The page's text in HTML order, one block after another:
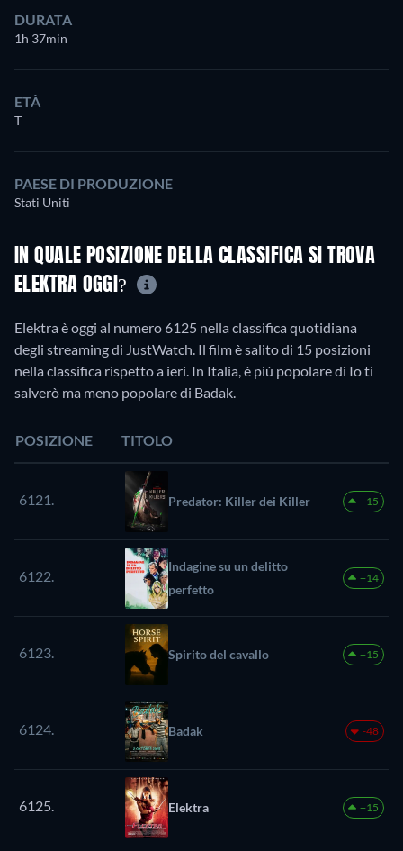
DURATA
1h 37min
ETÀ
T
PAESE DI PRODUZIONE
Stati Uniti
IN QUALE POSIZIONE DELLA CLASSIFICA SI TROVA
ELEKTRA OGGI?
Elektra è oggi al numero 6125 nella classifica quotidiana
degli streaming di JustWatch. Il film è salito di 15 posizioni
nella classifica rispetto a ieri. In Italia, è più popolare di Io ti
salverò ma meno popolare di Badak.
POSIZIONE TITOLO
6121. Predator: Killer dei Killer +15
6122.
Indagine su un delitto
perfetto
+14
6123. Spirito del cavallo +15
6124. Badak -48
6125. Elektra +15